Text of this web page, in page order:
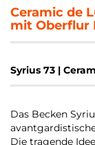
Ceramic de
mit Oberflur
Syrius 73 |
Das Becken
Die tragende